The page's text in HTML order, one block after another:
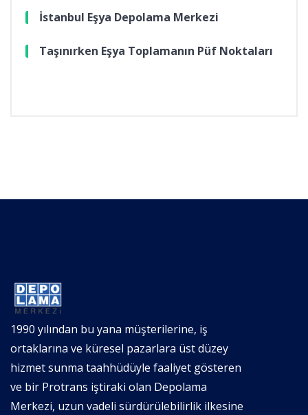
İstanbul Eşya Depolama Merkezi
Taşınırken Eşya Toplamanın Püf Noktaları
1990 yılından bu yana müşterilerine, iş
ortaklarına ve küresel pazarlara üst düzey
hizmet sunma taahhüdüyle faaliyet gösteren
ve bir Protrans iştiraki olan Depolama
Merkezi, uzun vadeli sürdürülebilirlik ilkesine